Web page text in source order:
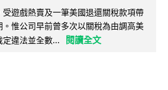
遊戲熱賣及一筆美國退還關稅款項帶
惟公司早前曾多次以關稅為由調高美
違法並全數...
閱讀全文